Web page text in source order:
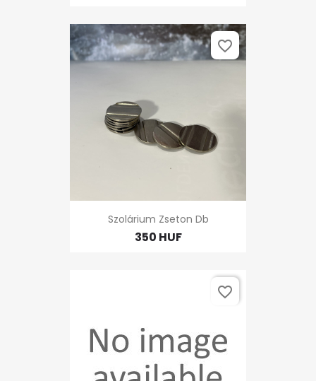
Szolárium Zseton Db
350 HUF
favorite_border
favorite_border